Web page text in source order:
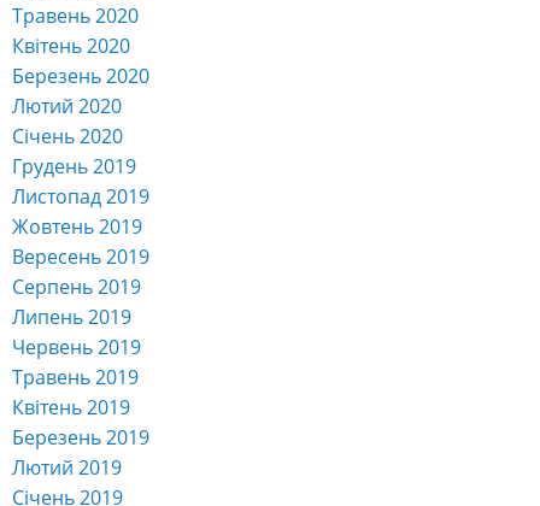
Травень 2020
Квітень 2020
Березень 2020
Лютий 2020
Січень 2020
Грудень 2019
Листопад 2019
Жовтень 2019
Вересень 2019
Серпень 2019
Липень 2019
Червень 2019
Травень 2019
Квітень 2019
Березень 2019
Лютий 2019
Січень 2019